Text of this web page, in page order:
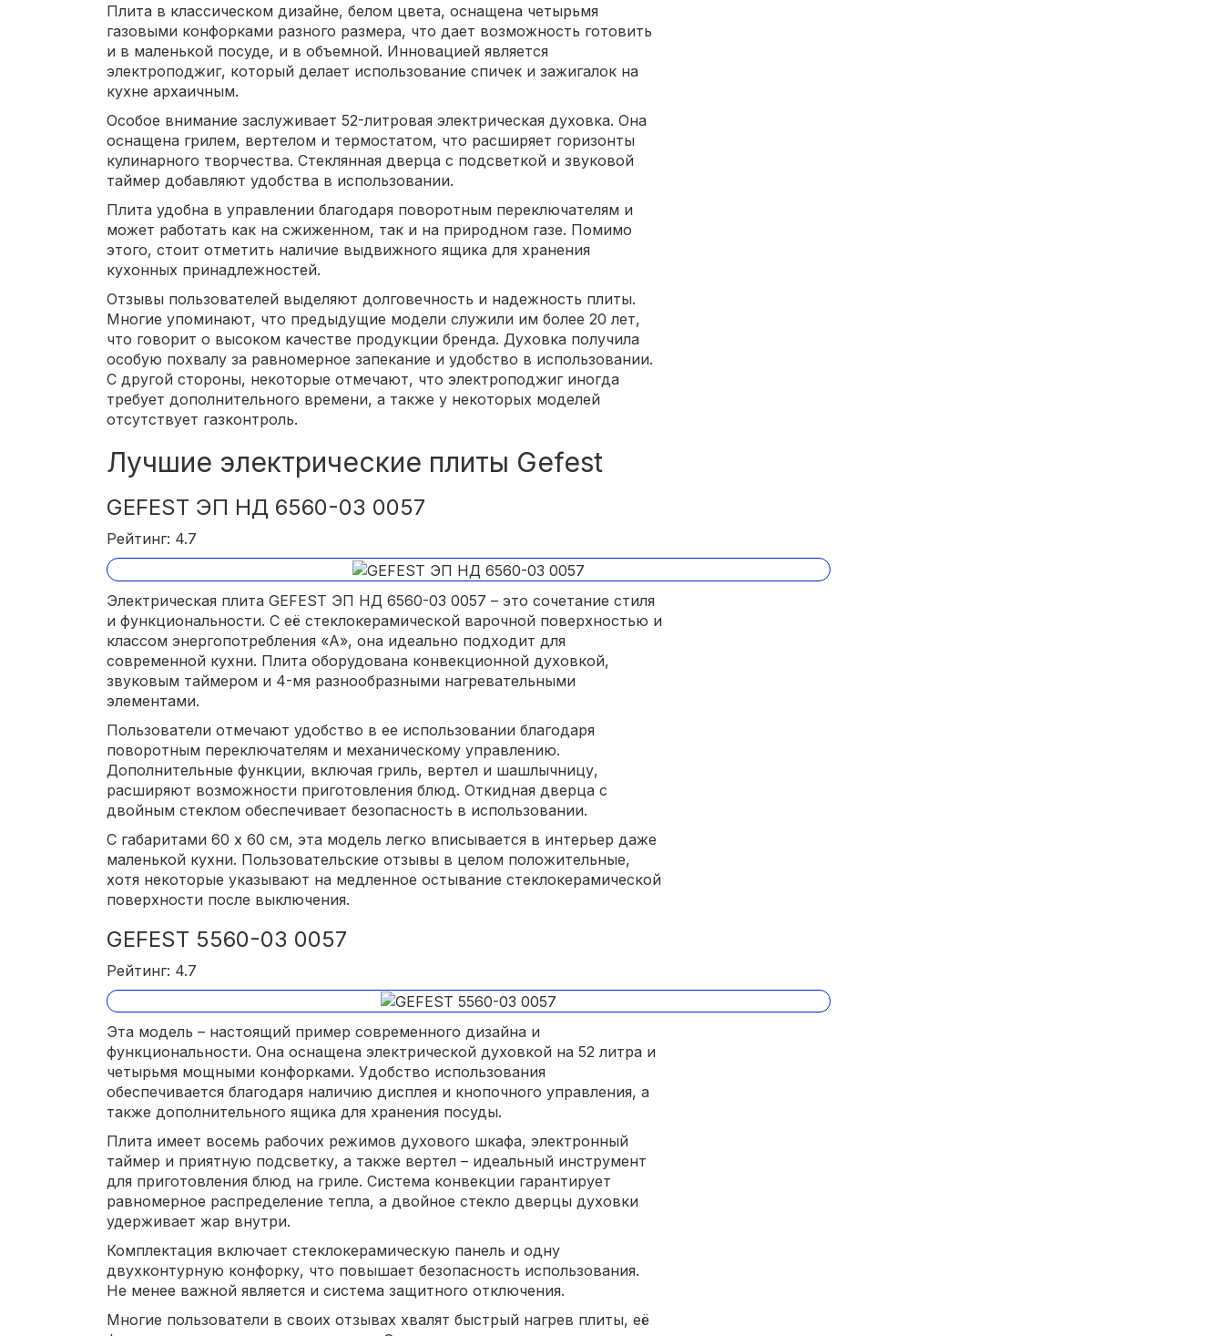
Плита в классическом дизайне, белом цвета, оснащена четырьмя
газовыми конфорками разного размера, что дает возможность готовить
и в маленькой посуде, и в объемной. Инновацией является
электроподжиг, который делает использование спичек и зажигалок на
кухне архаичным.
Особое внимание заслуживает 52-литровая электрическая духовка. Она
оснащена грилем, вертелом и термостатом, что расширяет горизонты
кулинарного творчества. Стеклянная дверца с подсветкой и звуковой
таймер добавляют удобства в использовании.
Плита удобна в управлении благодаря поворотным переключателям и
может работать как на сжиженном, так и на природном газе. Помимо
этого, стоит отметить наличие выдвижного ящика для хранения
кухонных принадлежностей.
Отзывы пользователей выделяют долговечность и надежность плиты.
Многие упоминают, что предыдущие модели служили им более 20 лет,
что говорит о высоком качестве продукции бренда. Духовка получила
особую похвалу за равномерное запекание и удобство в использовании.
С другой стороны, некоторые отмечают, что электроподжиг иногда
требует дополнительного времени, а также у некоторых моделей
отсутствует газконтроль.
Лучшие электрические плиты Gefest
GEFEST ЭП НД 6560-03 0057
Рейтинг: 4.7
Электрическая плита GEFEST ЭП НД 6560-03 0057 – это сочетание стиля
и функциональности. С её стеклокерамической варочной поверхностью и
классом энергопотребления «А», она идеально подходит для
современной кухни. Плита оборудована конвекционной духовкой,
звуковым таймером и 4-мя разнообразными нагревательными
элементами.
Пользователи отмечают удобство в ее использовании благодаря
поворотным переключателям и механическому управлению.
Дополнительные функции, включая гриль, вертел и шашлычницу,
расширяют возможности приготовления блюд. Откидная дверца с
двойным стеклом обеспечивает безопасность в использовании.
С габаритами 60 х 60 см, эта модель легко вписывается в интерьер даже
маленькой кухни. Пользовательские отзывы в целом положительные,
хотя некоторые указывают на медленное остывание стеклокерамической
поверхности после выключения.
GEFEST 5560-03 0057
Рейтинг: 4.7
Эта модель – настоящий пример современного дизайна и
функциональности. Она оснащена электрической духовкой на 52 литра и
четырьмя мощными конфорками. Удобство использования
обеспечивается благодаря наличию дисплея и кнопочного управления, а
также дополнительного ящика для хранения посуды.
Плита имеет восемь рабочих режимов духового шкафа, электронный
таймер и приятную подсветку, а также вертел – идеальный инструмент
для приготовления блюд на гриле. Система конвекции гарантирует
равномерное распределение тепла, а двойное стекло дверцы духовки
удерживает жар внутри.
Комплектация включает стеклокерамическую панель и одну
двухконтурную конфорку, что повышает безопасность использования.
Не менее важной является и система защитного отключения.
Многие пользователи в своих отзывах хвалят быстрый нагрев плиты, её